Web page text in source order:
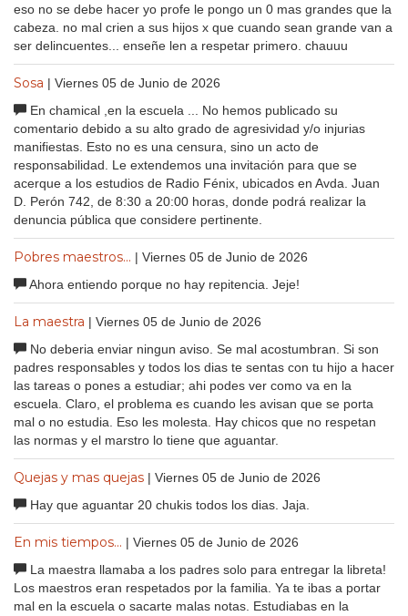
eso no se debe hacer yo profe le pongo un 0 mas grandes que la
cabeza. no mal crien a sus hijos x que cuando sean grande van a
ser delincuentes... enseñe len a respetar primero. chauuu
Sosa | Viernes 05 de Junio de 2026
En chamical ,en la escuela ... No hemos publicado su
comentario debido a su alto grado de agresividad y/o injurias
manifiestas. Esto no es una censura, sino un acto de
responsabilidad. Le extendemos una invitación para que se
acerque a los estudios de Radio Fénix, ubicados en Avda. Juan
D. Perón 742, de 8:30 a 20:00 horas, donde podrá realizar la
denuncia pública que considere pertinente.
Pobres maestros... | Viernes 05 de Junio de 2026
Ahora entiendo porque no hay repitencia. Jeje!
La maestra | Viernes 05 de Junio de 2026
No deberia enviar ningun aviso. Se mal acostumbran. Si son
padres responsables y todos los dias te sentas con tu hijo a hacer
las tareas o pones a estudiar; ahi podes ver como va en la
escuela. Claro, el problema es cuando les avisan que se porta
mal o no estudia. Eso les molesta. Hay chicos que no respetan
las normas y el marstro lo tiene que aguantar.
Quejas y mas quejas | Viernes 05 de Junio de 2026
Hay que aguantar 20 chukis todos los dias. Jaja.
En mis tiempos... | Viernes 05 de Junio de 2026
La maestra llamaba a los padres solo para entregar la libreta!
Los maestros eran respetados por la familia. Ya te ibas a portar
mal en la escuela o sacarte malas notas. Estudiabas en la